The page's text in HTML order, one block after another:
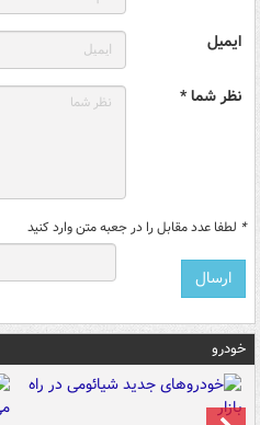
ایمیل
نظر شما *
* لطفا عدد مقابل را در جعبه متن وارد کنید
خودرو